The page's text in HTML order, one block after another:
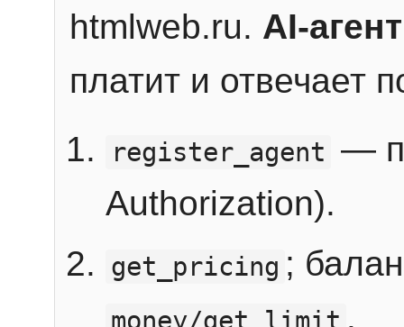
htmlweb.ru. AI-агент
платит и отвечает
register_agent —
Authorization).
get_pricing ;
.